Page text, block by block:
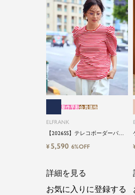
ELFRANK
【2026SS】テレコボーダーパワ
ーショルダー五分袖カットソー
Washable
新作早割会員価格
¥5,590 6%OFF
詳細を見る
お気に入りに登録する